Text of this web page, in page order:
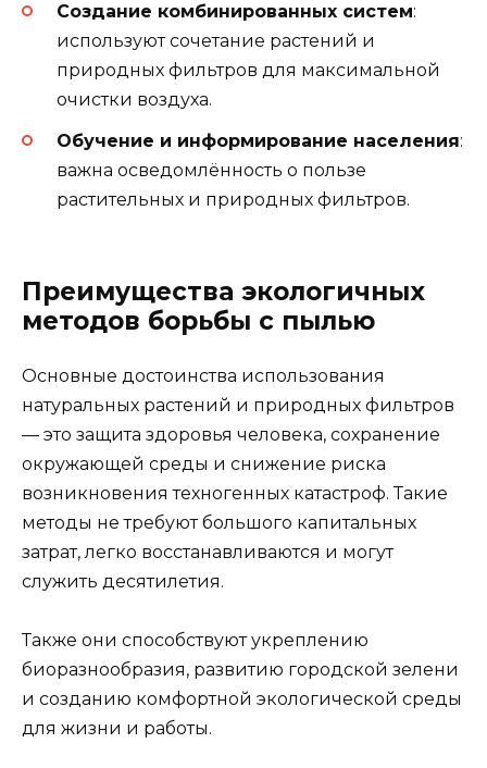
Создание комбинированных систем:
используют сочетание растений и
природных фильтров для максимальной
очистки воздуха.
Обучение и информирование населения:
важна осведомлённость о пользе
растительных и природных фильтров.
Преимущества экологичных
методов борьбы с пылью
Основные достоинства использования
натуральных растений и природных фильтров
— это защита здоровья человека, сохранение
окружающей среды и снижение риска
возникновения техногенных катастроф. Такие
методы не требуют большого капитальных
затрат, легко восстанавливаются и могут
служить десятилетия.
Также они способствуют укреплению
биоразнообразия, развитию городской зелени
и созданию комфортной экологической среды
для жизни и работы.